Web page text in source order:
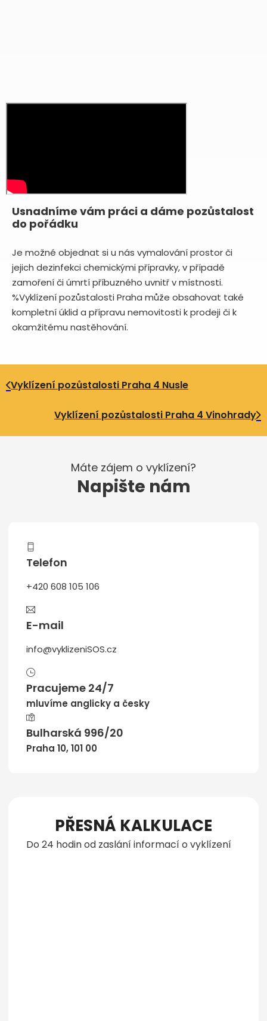
Usnadníme vám práci a dáme pozůstalost
do pořádku
Je možné objednat si u nás vymalování prostor či
jejich dezinfekci chemickými přípravky, v případě
zamoření či úmrtí příbuzného uvnitř v místnosti.
%Vyklízení pozůstalosti Praha může obsahovat také
kompletní úklid a přípravu nemovitosti k prodeji či k
okamžitému nastěhování.
Vyklízení pozůstalosti Praha 4 Nusle
Vyklízení pozůstalosti Praha 4 Vinohrady
Máte zájem o vyklízení?
Napište nám
Telefon
+420 608 105 106
E-mail
info@vyklizeniSOS.cz
Pracujeme 24/7
mluvíme anglicky a česky
Bulharská 996/20
Praha 10, 101 00
PŘESNÁ KALKULACE
Do 24 hodin od zaslání informací o vyklízení